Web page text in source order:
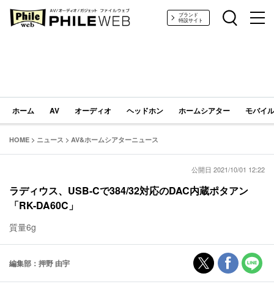
PHILE WEB｜AV/オーディオ/ガジェットブランド
特設サイト
ホーム AV オーディオ ヘッドホン ホームシアター モバイ
HOME > ニュース > AV&ホームシアターニュース
公開日 2021/10/01 12:22
ラディウス、USB-Cで384/32対応のDAC内蔵ポタアン
「RK-DA60C」
質量6g
編集部：押野 由宇